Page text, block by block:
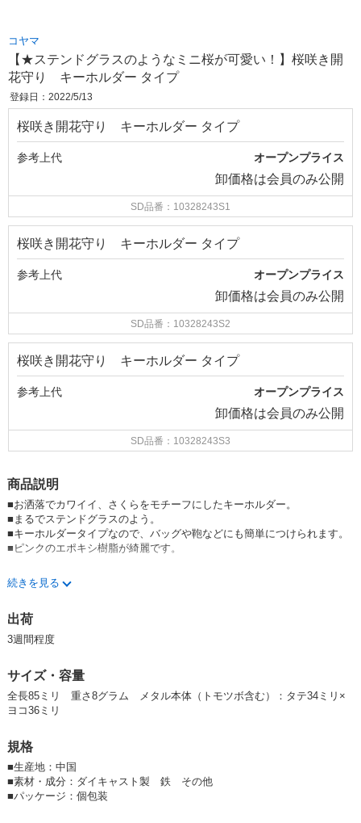
コヤマ
【★ステンドグラスのようなミニ桜が可愛い！】桜咲き開
花守り キーホルダー タイプ
登録日：2022/5/13
桜咲き開花守り キーホルダー タイプ
参考上代 オープンプライス
卸価格は会員のみ公開
SD品番：10328243S1
桜咲き開花守り キーホルダー タイプ
参考上代 オープンプライス
卸価格は会員のみ公開
SD品番：10328243S2
桜咲き開花守り キーホルダー タイプ
参考上代 オープンプライス
卸価格は会員のみ公開
SD品番：10328243S3
商品説明
■お洒落でカワイイ、さくらをモチーフにしたキーホルダー。
■まるでステンドグラスのよう。
■キーホルダータイプなので、バッグや鞄などにも簡単につけられます。
■ピンクのエポキシ樹脂が綺麗です。
※2026.3.10 新価格になりました。
続きを見る
出荷
3週間程度
サイズ・容量
全長85ミリ 重さ8グラム メタル本体（トモツボ含む）：タテ34ミリ×
ヨコ36ミリ
規格
■生産地：中国
■素材・成分：ダイキャスト製 鉄 その他
■パッケージ：個包装